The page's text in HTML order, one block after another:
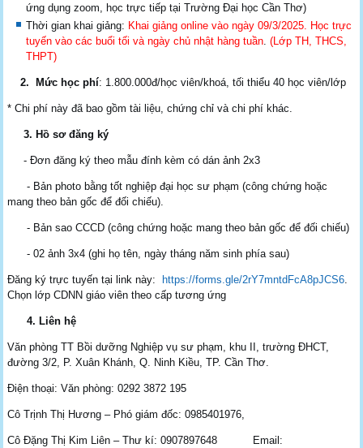
ứng dụng zoom, học trực tiếp tại Trường Đại học Cần Thơ)
Thời gian khai giảng: Khai giảng online vào ngày 09/3/2025. Học trực
tuyến vào các buổi tối và ngày chủ nhật hàng tuần .(Lớp TH, THCS,
THPT)
2. Mức học phí: 1.800.000đ/học viên/khoá, tối thiểu 40 học viên/lớp
* Chi phí này đã bao gồm tài liệu, chứng chỉ và chi phí khác.
3. Hồ sơ đăng ký
- Đơn đăng ký theo mẫu đính kèm có dán ảnh 2x3
- Bản photo bằng tốt nghiệp đại học sư phạm (công chứng hoặc
mang theo bản gốc để đối chiếu).
- Bản sao CCCD (công chứng hoặc mang theo bản gốc để đối chiếu)
- 02 ảnh 3x4 (ghi họ tên, ngày tháng năm sinh phía sau)
Đăng ký trực tuyến tại link này: https://forms.gle/2rY7mntdFcA8pJCS6
Chọn lớp CDNN giáo viên theo cấp tương ứng
4. Liên hệ
Văn phòng TT Bồi dưỡng Nghiệp vụ sư phạm, khu II, trường ĐHCT,
đường 3/2, P. Xuân Khánh, Q. Ninh Kiều, TP. Cần Thơ.
Điện thoại: Văn phòng: 0292 3872 195
Cô Trịnh Thị Hương – Phó giám đốc: 0985401976,
Cô Đặng Thị Kim Liên – Thư kí: 0907897648 Email: